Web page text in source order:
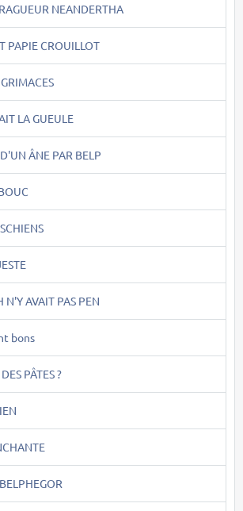
NEANDERTHA
PAPIE CROUILLOT
LA GUEULE
ÂNE PAR BELP
N'Y AVAIT PAS PEN
bons
PÂTES ?